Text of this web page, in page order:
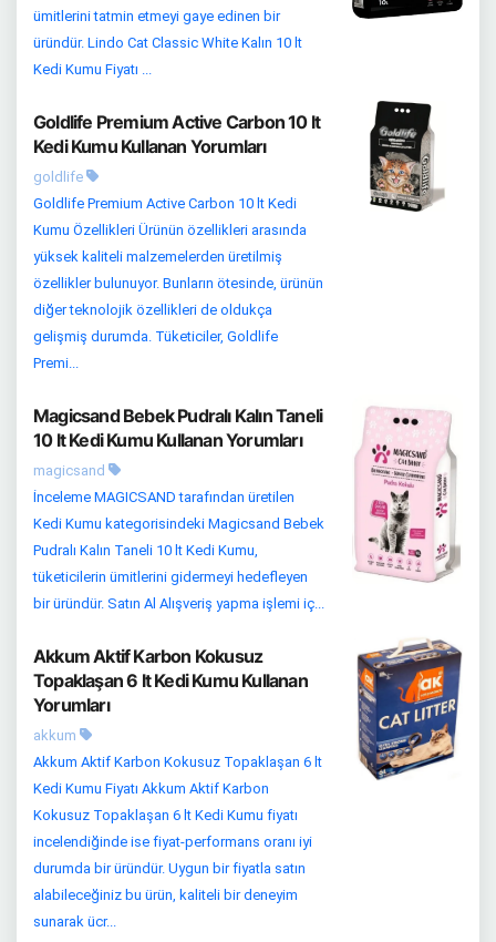
ümitlerini tatmin etmeyi gaye edinen bir
üründür. Lindo Cat Classic White Kalın 10 lt
Kedi Kumu Fiyatı ...
Goldlife Premium Active Carbon 10 lt
Kedi Kumu Kullanan Yorumları
goldlife
Goldlife Premium Active Carbon 10 lt Kedi
Kumu Özellikleri Ürünün özellikleri arasında
yüksek kaliteli malzemelerden üretilmiş
özellikler bulunuyor. Bunların ötesinde, ürünün
diğer teknolojik özellikleri de oldukça
gelişmiş durumda. Tüketiciler, Goldlife
Premi...
Magicsand Bebek Pudralı Kalın Taneli
10 lt Kedi Kumu Kullanan Yorumları
magicsand
İnceleme MAGICSAND tarafından üretilen
Kedi Kumu kategorisindeki Magicsand Bebek
Pudralı Kalın Taneli 10 lt Kedi Kumu,
tüketicilerin ümitlerini gidermeyi hedefleyen
bir üründür. Satın Al Alışveriş yapma işlemi iç...
Akkum Aktif Karbon Kokusuz
Topaklaşan 6 lt Kedi Kumu Kullanan
Yorumları
akkum
Akkum Aktif Karbon Kokusuz Topaklaşan 6 lt
Kedi Kumu Fiyatı Akkum Aktif Karbon
Kokusuz Topaklaşan 6 lt Kedi Kumu fiyatı
incelendiğinde ise fiyat-performans oranı iyi
durumda bir üründür. Uygun bir fiyatla satın
alabileceğiniz bu ürün, kaliteli bir deneyim
sunarak ücr...